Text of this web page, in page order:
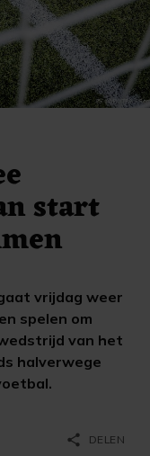
start
vrijdag weer
spelen om
van het
halverwege
share DELEN